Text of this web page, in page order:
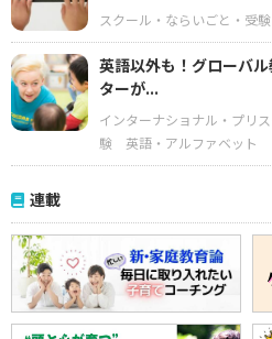
スクール・ならいごと・受験
英語以外も！グローバ
ターが...
インターナショナル・プリ
験
英語・アルファベット
連載